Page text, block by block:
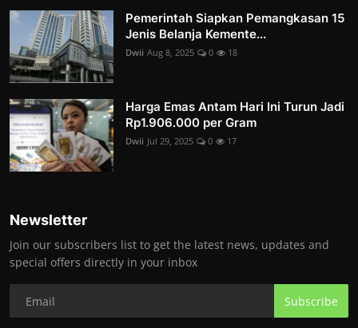
Pemerintah Siapkan Pemangkasan 15
Jenis Belanja Kemente...
Dwii Aug 8, 2025 0 18
Harga Emas Antam Hari Ini Turun Jadi
Rp1.906.000 per Gram
Dwii Jul 29, 2025 0 17
Newsletter
Join our subscribers list to get the latest news, updates and
special offers directly in your inbox
Subscribe